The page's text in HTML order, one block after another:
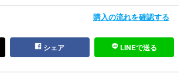
購入の流れを確認する
シェア LINEで送る